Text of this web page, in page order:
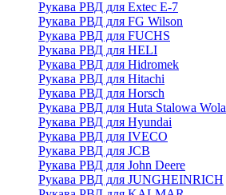
Рукава РВД для Extec E-7
Рукава РВД для FG Wilson
Рукава РВД для FUCHS
Рукава РВД для HELI
Рукава РВД для Hidromek
Рукава РВД для Hitachi
Рукава РВД для Horsch
Рукава РВД для Huta Stalowa Wola
Рукава РВД для Hyundai
Рукава РВД для IVECO
Рукава РВД для JCB
Рукава РВД для John Deere
Рукава РВД для JUNGHEINRICH